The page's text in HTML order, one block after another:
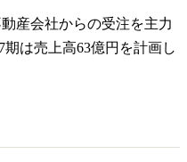
産会社からの受注を主力
は売上高63億円を計画し